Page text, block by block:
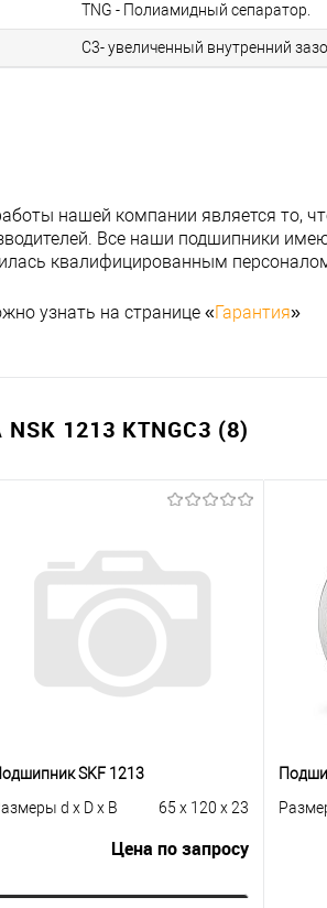
TNG - Полиамидный сепаратор.
C3- увеличенный внутренний
нашей компании является то,
Все наши подшипники
квалифицированным
узнать на странице «Гарантия»
1213 KTNGC3 (8)
SKF 1213
d x D x B
65 x 120 x 23
Цена по запросу